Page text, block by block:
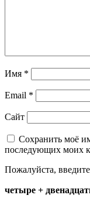
Имя *
Email *
Сайт
Сохранить моё
последующих моих
Пожалуйста,
четыре +